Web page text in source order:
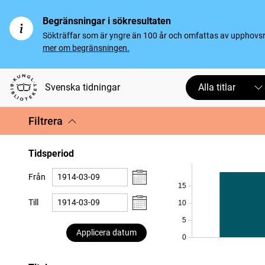
Begränsningar i sökresultaten
Sökträffar som är yngre än 100 år och omfattas av
mer om begränsningen.
Svenska tidningar Alla titlar
Filtrera
Tidsperiod
Från
Till
Applicera datum
0
5
10
15